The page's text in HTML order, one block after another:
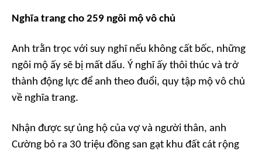
Nghĩa trang cho 259 ngôi mộ vô chủ
Anh trằn trọc với suy nghĩ nếu không cất bốc, những
ngôi mộ ấy sẽ bị mất dấu. Ý nghĩ ấy thôi thúc và trở
thành động lực để anh theo đuổi, quy tập mộ vô chủ
về nghĩa trang.
Nhận được sự ủng hộ của vợ và người thân, anh
Cường bỏ ra 30 triệu đồng san gạt khu đất cát rộng